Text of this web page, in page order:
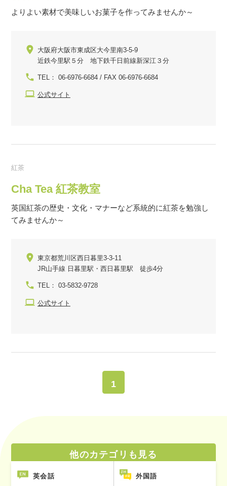
よりよい素材で美味しいお菓子を作ってみませんか～
大阪府大阪市東成区大今里南3-5-9
近鉄今里駅５分 地下鉄千日前線新深江３分
TEL： 06-6976-6684 / FAX 06-6976-6684
公式サイト
紅茶
Cha Tea 紅茶教室
英国紅茶の歴史・文化・マナーなど系統的に紅茶を勉強し
てみませんか～
東京都荒川区西日暮里3-3-11
JR山手線 日暮里駅・西日暮里駅 徒歩4分
TEL： 03-5832-9728
公式サイト
1
他のカテゴリも見る
英会話 外国語